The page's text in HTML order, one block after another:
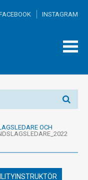
INSTAGRAM
OCH